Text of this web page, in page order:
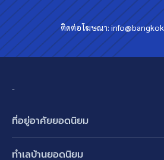
ติดต่อโฆษณา:
-
ที่อยู่อาศัยยอดนิยม
ทำเลบ้านยอดนิยม